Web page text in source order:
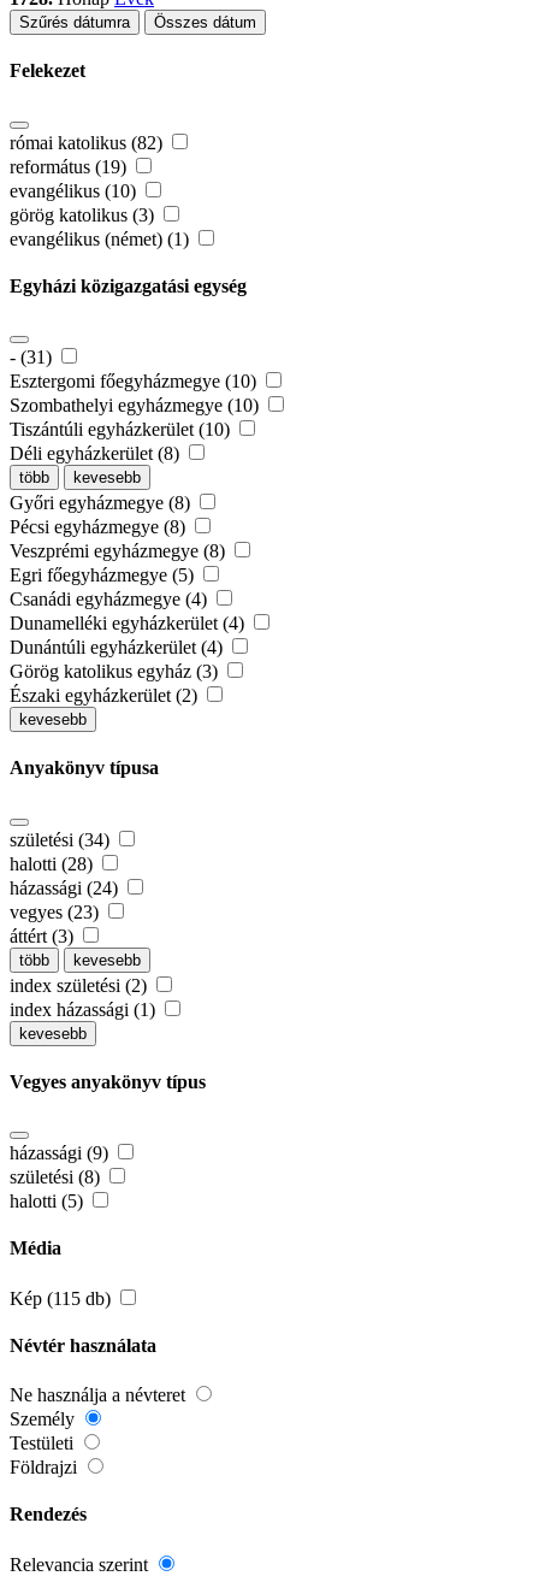
Szűrés dátumra Összes dátum
Felekezet
római katolikus (82)
református (19)
evangélikus (10)
görög katolikus (3)
evangélikus (német) (1)
Egyházi közigazgatási egység
- (31)
Esztergomi főegyházmegye (10)
Szombathelyi egyházmegye (10)
Tiszántúli egyházkerület (10)
Déli egyházkerület (8)
több kevesebb
Győri egyházmegye (8)
Pécsi egyházmegye (8)
Veszprémi egyházmegye (8)
Egri főegyházmegye (5)
Csanádi egyházmegye (4)
Dunamelléki egyházkerület (4)
Dunántúli egyházkerület (4)
Görög katolikus egyház (3)
Északi egyházkerület (2)
kevesebb
Anyakönyv típusa
születési (34)
halotti (28)
házassági (24)
vegyes (23)
áttért (3)
több kevesebb
index születési (2)
index házassági (1)
kevesebb
Vegyes anyakönyv típus
házassági (9)
születési (8)
halotti (5)
Média
Kép (115 db)
Névtér használata
Ne használja a névteret
Személy
Testületi
Földrajzi
Rendezés
Relevancia szerint